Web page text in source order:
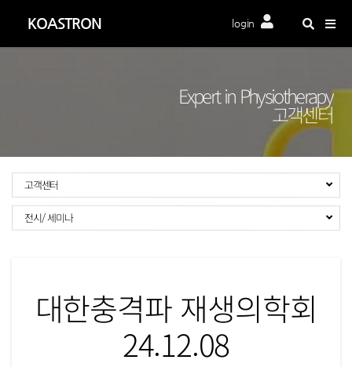
KOASTRON login
Expert in Physiotherapy
고객센터
고객센터
전시/ 세미나
대한충격파 재생의학회
24.12.08